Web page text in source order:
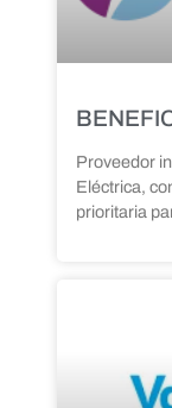
Proveedor
Eléctrica,
prioritaria